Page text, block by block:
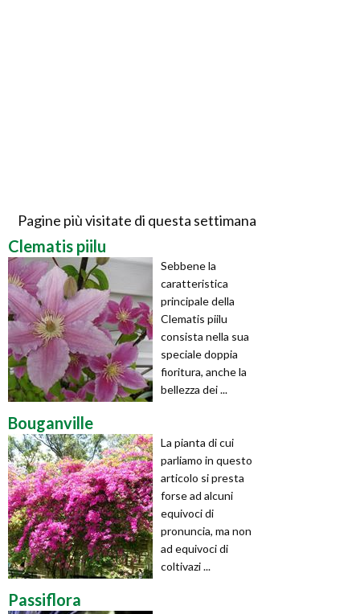
Pagine più visitate di questa settimana
Clematis piilu
Sebbene la
caratteristica
principale della
Clematis piilu
consista nella sua
speciale doppia
fioritura, anche la
bellezza dei ...
Bouganville
La pianta di cui
parliamo in questo
articolo si presta
forse ad alcuni
equivoci di
pronuncia, ma non
ad equivoci di
coltivazi ...
Passiflora